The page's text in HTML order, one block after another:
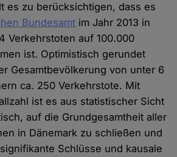
es zu berücksichtigen, dass es
Bundesamt im Jahr 2013 in
Verkehrstoten auf 100.000
ist. Optimistisch gerundet
Gesamtbevölkerung von unter 6
ca. 250 Verkehrstote. Mit
ist es aus statistischer Sicht
auf die Grundgesamtheit aller
in Dänemark zu schließen und
Schlüsse und kausale